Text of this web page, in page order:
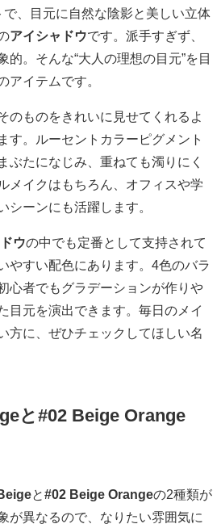
、目元に自然な陰影と美しい立体
アイシャドウです。派手すぎず、
的。そんな“大人の理想の目元”を目
アイテムです。
のものをきれいに見せてくれるよ
す。ルーセントカラーピグメント
ぶたになじみ、重ねても濁りにく
メイクはもちろん、オフィスや学
シーンにも活躍します。
ウの中でも定番として支持されて
やすい配色にあります。4色のバラ
心者でもグラデーションが作りや
目元を演出できます。毎日のメイ
方に、ぜひチェックしてほしい名
と#02 Beige Orange
と#02 Beige Orangeの2種類が
が異なるので、なりたい雰囲気に